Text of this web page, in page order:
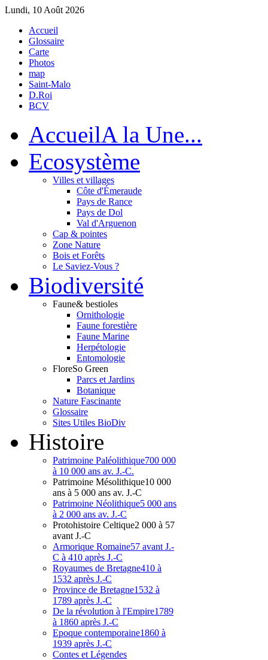
Lundi, 10 Août 2026
Accueil
Glossaire
Carte
Photos
map
Saint-Malo
D.Roi
BCV
AccueilA la Une...
Ecosystème
Villes et villages
Côte d'Émeraude
Pays de Rance
Pays de Dol
Val d'Arguenon
Cap & pointes
Zone Nature
Bois et Forêts
Le Saviez-Vous ?
Biodiversité
Faune& bestioles
Ornithologie
Faune forestière
Faune Marine
Herpétologie
Entomologie
FloreSo Green
Parcs et Jardins
Botanique
Nature Fascinante
Glossaire
Sites Utiles BioDiv
Histoire
Patrimoine Paléolithique700 000
à 10 000 ans av. J.-C.
Patrimoine Mésolithique10 000
ans à 5 000 ans av. J.-C
Patrimoine Néolithique5 000 ans
à 2 000 ans av. J.-C
Protohistoire Celtique2 000 à 57
avant J.-C
Armorique Romaine57 avant J.-
C à 410 après J.-C
Royaumes de Bretagne410 à
1532 après J.-C
Province de Bretagne1532 à
1789 après J.-C
De la révolution à l'Empire1789
à 1860 après J.-C
Epoque contemporaine1860 à
1939 après J.-C
Contes et Légendes